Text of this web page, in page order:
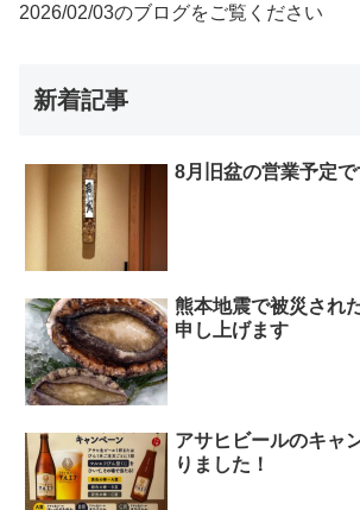
2026/02/03のブログをご覧ください
新着記事
8月旧盆の営業予定で
熊本地震で被災され
申し上げます
アサヒビールのキャ
りました！